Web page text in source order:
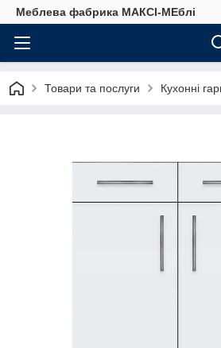
Меблева фабрика МАКСІ-МЕблі
Товари та послуги Кухонні